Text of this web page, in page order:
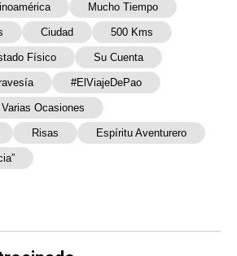
Mucho Tiempo
Ciudad 500 Kms
Físico Su Cuenta
#ElViajeDePao
Varias Ocasiones
Risas Espíritu Aventurero